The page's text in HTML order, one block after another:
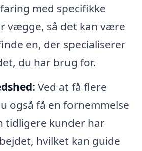
med specifikke
vægge, så det kan være
en, der specialiserer
du har brug for.
Ved at få flere
også få en fornemmelse
tidligere kunder har
hvilket kan guide